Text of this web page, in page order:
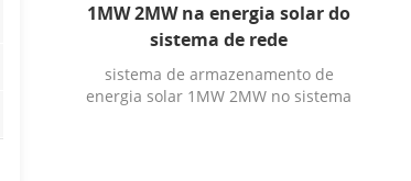
1MW 2MW na energia solar do
sistema de rede
sistema de armazenamento de
energia solar 1MW 2MW no sistema